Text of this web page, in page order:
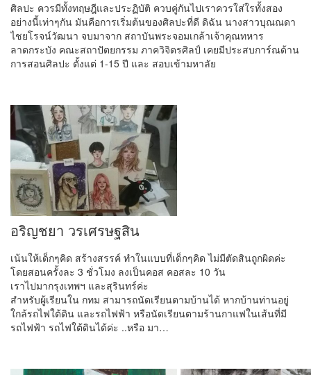
ศิลปะ ควรมีทั้งทฤษฎีและประฏิบัติ ควบคู่กันไปเราควรใส่ใรทั้งสอง
อย่างนี้เท่าๆกัน มันคือการเริ่มต้นของศิลปะที่ดี ดิฉัน นางสาวบุณณดา
ไชยโรจน์วัฒนา จบมาจาก สถาบันพระจอมเกล้าเจ้าคุณทหาร
ลาดกระบัง คณะสถาปัตยกรรม ภาควิจิตรศิลป์ เคยมีประสบการ์ณด้าน
การสอนศิลปะ ตั้งแต่ 1-15 ปี และ สอบเข้ามหาลัย
อริญชยา วรเศรษฐสิน
เน้นให้เด็กๆคิด สร้างสรรค์ ทำในแบบที่เด็กๆคิด ไม่มีตัดสินถูกผิดค่ะ
โดยสอนครั้งละ 3 ชั่วโมง ลงเป็นคอส คอสละ 10 วัน
เราไปมากรุงเทพฯ และสุรินทร์ค่ะ
สำหรับผู้เรียนใน กทม สามารถนัดเรียนตามบ้านได้ หากบ้านท่านอยู่
ใกล้รถไฟใต้ดิน และรถไฟฟ้า หรือนัดเรียนตามร้านกาแฟในเส้นที่มี
รถไฟฟ้า รถไฟใต้ดินได้ค่ะ ..หรือ มา…